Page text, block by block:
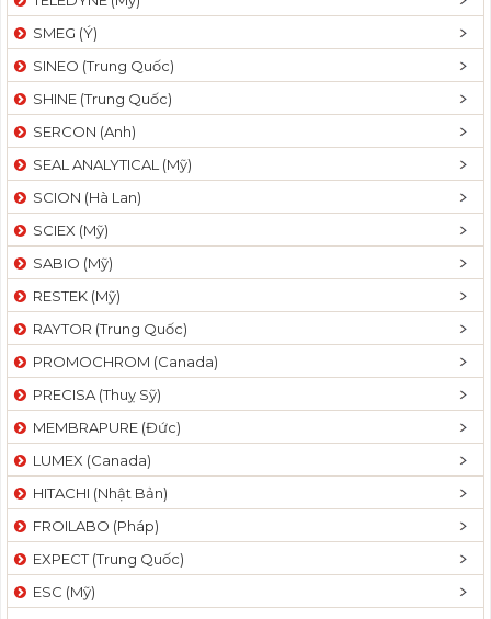
SMEG (Ý)
SINEO (Trung Quốc)
SHINE (Trung Quốc)
SERCON (Anh)
SEAL ANALYTICAL (Mỹ)
SCION (Hà Lan)
SCIEX (Mỹ)
SABIO (Mỹ)
RESTEK (Mỹ)
RAYTOR (Trung Quốc)
PROMOCHROM (Canada)
PRECISA (Thuỵ Sỹ)
MEMBRAPURE (Đức)
LUMEX (Canada)
HITACHI (Nhật Bản)
FROILABO (Pháp)
EXPECT (Trung Quốc)
ESC (Mỹ)